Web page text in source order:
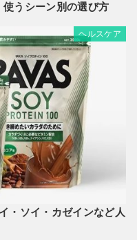
うシーン別の選び方
ヘルスケア
・ソイ・カゼインなど人